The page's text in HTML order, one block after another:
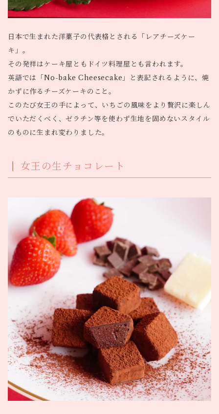
日本で生まれた洋菓子の代表格とされる「レアチーズケー
キ」。
その発祥はケーキ屋ともドイツ料理屋とも言われます。
英語では「No-bake Cheesecake」と表記されるように、焼
かずに作るチーズケーキのこと。
このたび女王の手によって、いちごの風味をより贅沢に楽しん
でいただくべく、ゼラチン等を使わず生地を固めないスタイル
のものに生まれ変わりました。
女王の生チョコレート